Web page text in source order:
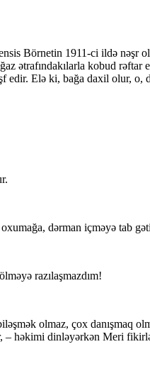
Börnetin 1911-ci ildə nəşr
ətrafındakılarla kobud
Elə ki, bağa daxil olur, o,
dərman içməyə tab
razılaşmazdım!
olmaz, çox danışmaq
– həkimi dinləyərkən Meri